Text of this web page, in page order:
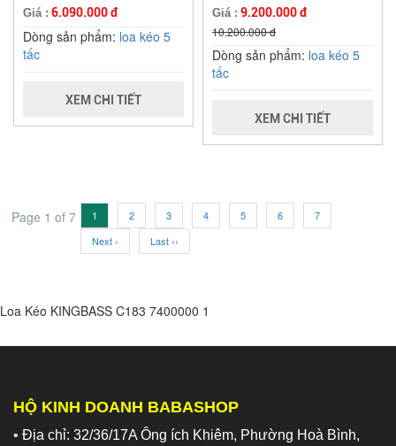
Giá : 6.090.000 đ
Dòng sản phẩm: loa kéo 5
tấc
XEM CHI TIẾT
Giá : 9.200.000 đ
10.200.000 đ
Dòng sản phẩm: loa kéo 5
tấc
XEM CHI TIẾT
Page 1 of 7 1 2 3 4 5 6
7
Next ›
Last ››
Loa Kéo KINGBASS C183 7400000 1
HỘ KINH DOANH BABASHOP
• Địa chỉ: 32/36/17A Ông ích Khiêm, Phường Hoà Bình,